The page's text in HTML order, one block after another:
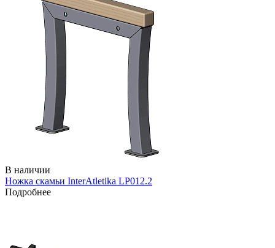
В наличии
Ножка скамьи InterAtletika LP012.2
Подробнее